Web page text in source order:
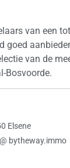
van een
goed
van de
Bosvoorde.
Elsene
bytheway.immo